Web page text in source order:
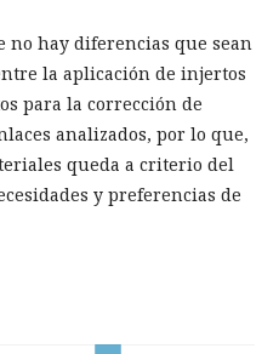
no hay diferencias que sean
la aplicación de injertos
para la corrección de
analizados, por lo que,
queda a criterio del
y preferencias de